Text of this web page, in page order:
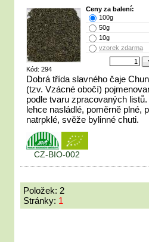
Kód: 294
Ceny za balení:
100g
50g
10g
vzorek zdarma
Dobrá třída slavného čaje
(tzv. Vzácné obočí)
podle tvaru zpracovaných
lehce nasládlé, poměrně plné,
natrpklé, svěže bylinné chuti.
CZ-BIO-002
Položek: 2
Stránky: 1